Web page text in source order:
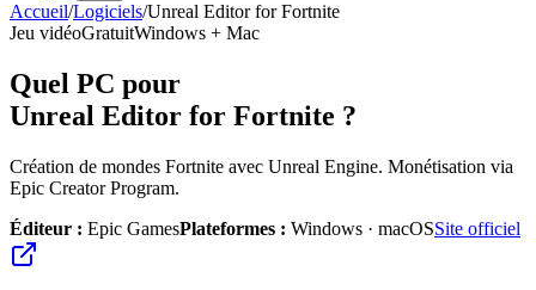
Accueil/Logiciels/Unreal Editor for Fortnite
Jeu vidéoGratuitWindows + Mac
Quel PC pour
Unreal Editor for Fortnite ?
Création de mondes Fortnite avec Unreal Engine. Monétisation via
Epic Creator Program.
Éditeur : Epic GamesPlateformes : Windows · macOSSite officiel